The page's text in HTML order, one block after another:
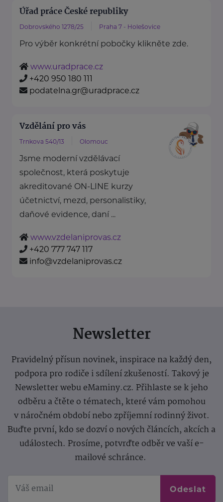
Úřad práce České republiky
Dobrovského 1278/25 Praha 7 - Holešovice
Pro výběr konkrétní pobočky klikněte zde.
www.uradprace.cz
+420 950 180 111
podatelna.gr@uradprace.cz
Vzdělání pro vás
Trnkova 540/13 Olomouc
Jsme moderní vzdělávací
společnost, která poskytuje
akreditované ON-LINE kurzy
účetnictví, mezd, personalistiky,
daňové evidence, daní ...
www.vzdelaniprovas.cz
+420 777 747 117
info@vzdelaniprovas.cz
Newsletter
Pravidelný přísun novinek, inspirace na každý den,
podpora pro rodiče i sdílení zkušeností. Takový je
Newsletter webu eMaminy.cz. Přihlaste se k jeho
odběru a čtěte o tématech, které vám pomohou
v náročném období nebo zpříjemní rodinný život.
Buďte první, kdo se dozví o nových článcích, akcích a
událostech. Prosíme, potvrďte odběr ve vaší e-
mailové schránce.
Odeslat